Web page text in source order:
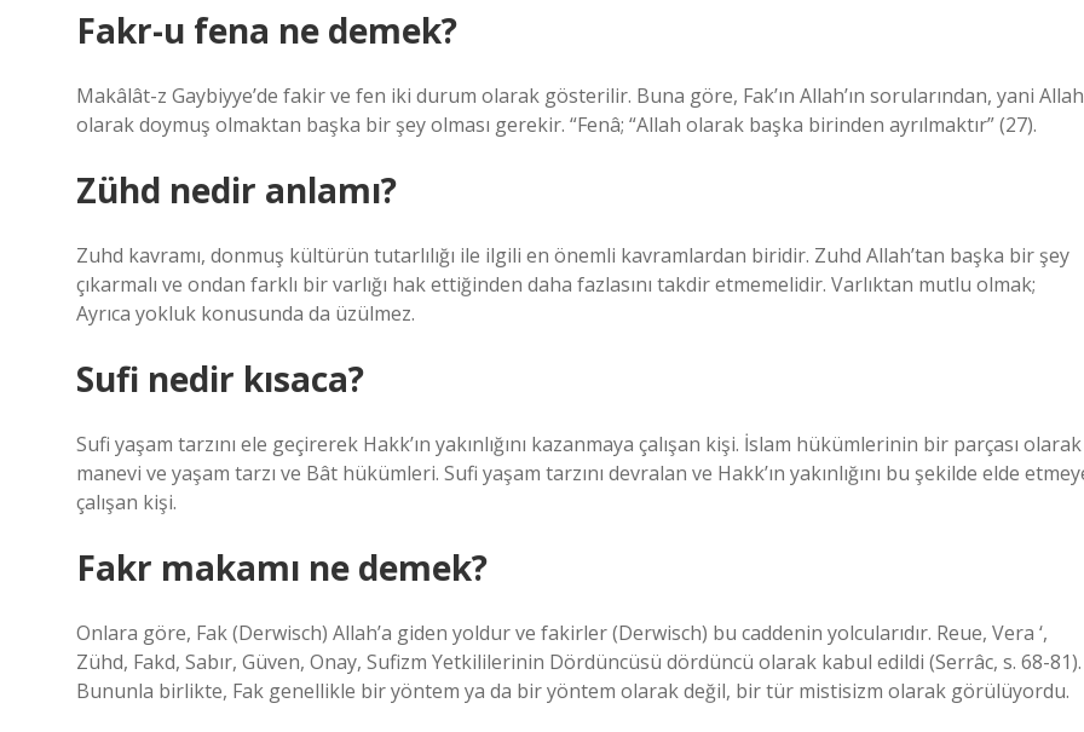
Fakr-u fena ne demek?
Makâlât-z Gaybiyye’de fakir ve fen iki durum olarak gösterilir. Buna göre, Fak’ın Allah’ın sorularından, yani Allah
olarak doymuş olmaktan başka bir şey olması gerekir. “Fenâ; “Allah olarak başka birinden ayrılmaktır” (27).
Zühd nedir anlamı?
Zuhd kavramı, donmuş kültürün tutarlılığı ile ilgili en önemli kavramlardan biridir. Zuhd Allah’tan başka bir şey
çıkarmalı ve ondan farklı bir varlığı hak ettiğinden daha fazlasını takdir etmemelidir. Varlıktan mutlu olmak;
Ayrıca yokluk konusunda da üzülmez.
Sufi nedir kısaca?
Sufi yaşam tarzını ele geçirerek Hakk’ın yakınlığını kazanmaya çalışan kişi. İslam hükümlerinin bir parçası olarak
manevi ve yaşam tarzı ve Bât hükümleri. Sufi yaşam tarzını devralan ve Hakk’ın yakınlığını bu şekilde elde
çalışan kişi.
Fakr makamı ne demek?
Onlara göre, Fak (Derwisch) Allah’a giden yoldur ve fakirler (Derwisch) bu caddenin yolcularıdır. Reue, Vera ‘,
Zühd, Fakd, Sabır, Güven, Onay, Sufizm Yetkililerinin Dördüncüsü dördüncü olarak kabul edildi (Serrâc, s. 68-81).
Bununla birlikte, Fak genellikle bir yöntem ya da bir yöntem olarak değil, bir tür mistisizm olarak görülüyordu.